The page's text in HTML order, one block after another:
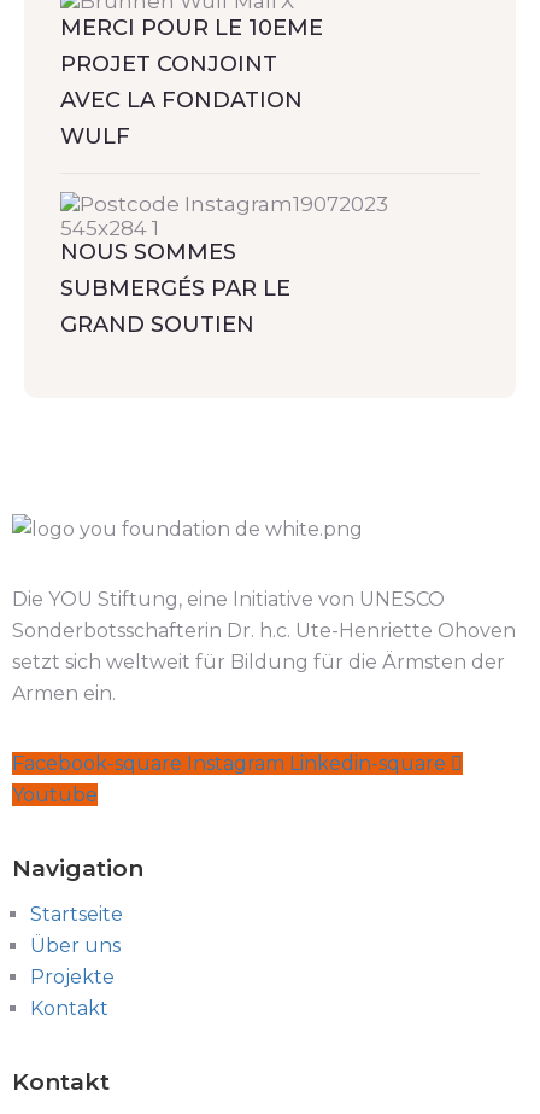
MERCI POUR LE 10EME
PROJET CONJOINT
AVEC LA FONDATION
WULF
NOUS SOMMES
SUBMERGÉS PAR LE
GRAND SOUTIEN
Die YOU Stiftung, eine Initiative von UNESCO
Sonderbotsschafterin Dr. h.c. Ute-Henriette Ohoven
setzt sich weltweit für Bildung für die Ärmsten der
Armen ein.
Facebook-square Instagram Linkedin-square
Youtube
Navigation
Startseite
Über uns
Projekte
Kontakt
Kontakt